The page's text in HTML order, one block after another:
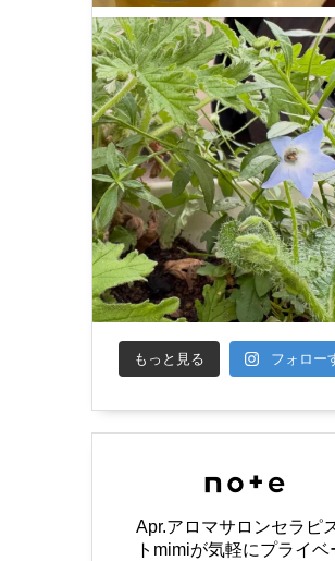
もっと見る フォロー
Apr.アロマサロンセラピ
トmimiが気軽にプライベ